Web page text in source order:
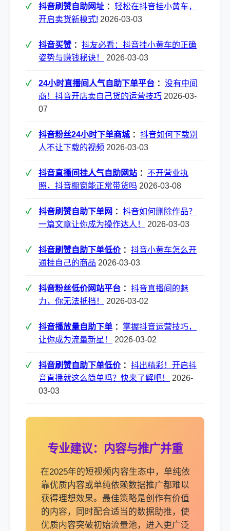
抖音刷赞自助网址 ： 轻松在抖音挂小黄车，
开启卖货新模式! 2026-03-03
抖音买赞 ： 抖友必看：抖音挂小黄车的正确
姿势与赚钱秘诀！
2026-03-03
24小时直播间人气自助下单平台 ： 没有中间
商！抖音开店卖自己货的运营技巧 2026-03-
07
抖音粉丝24小时下单商城： 抖音如何下载别
人不让下载的视频 2026-03-03
抖音直播间挂人气自助网站 ： 不开营业执
照，抖音橱窗能正常带货吗 2026-03-08
抖音刷赞自助下单网 ： 抖音如何删除作品？
一篇文章让你成为操作达人！
2026-03-03
抖音刷赞自助下单低价： 抖音小黄车怎么开
通挂自己的商品 2026-03-03
抖音粉丝低价网站平台 ： 抖音直播间的魅
力，你无法抵挡！
2026-03-02
抖音播放量自助下单 ： 掌握抖音运营技巧，
让你成为流量新星！
2026-03-02
抖音刷赞自助下单低价： 抖出精彩！开启抖
音直播就这么简单吗？快来了解吧！
2026-
03-03
专业建议：内容与推广并重
在2025年的短视频内容生态中，单纯依
靠优质内容或单纯依赖数据推广都难以
获得理想效果。最佳策略是创作有价值
的内容，同时配合适当的数据助推，使
优质内容突破初始流量池，进入更广泛